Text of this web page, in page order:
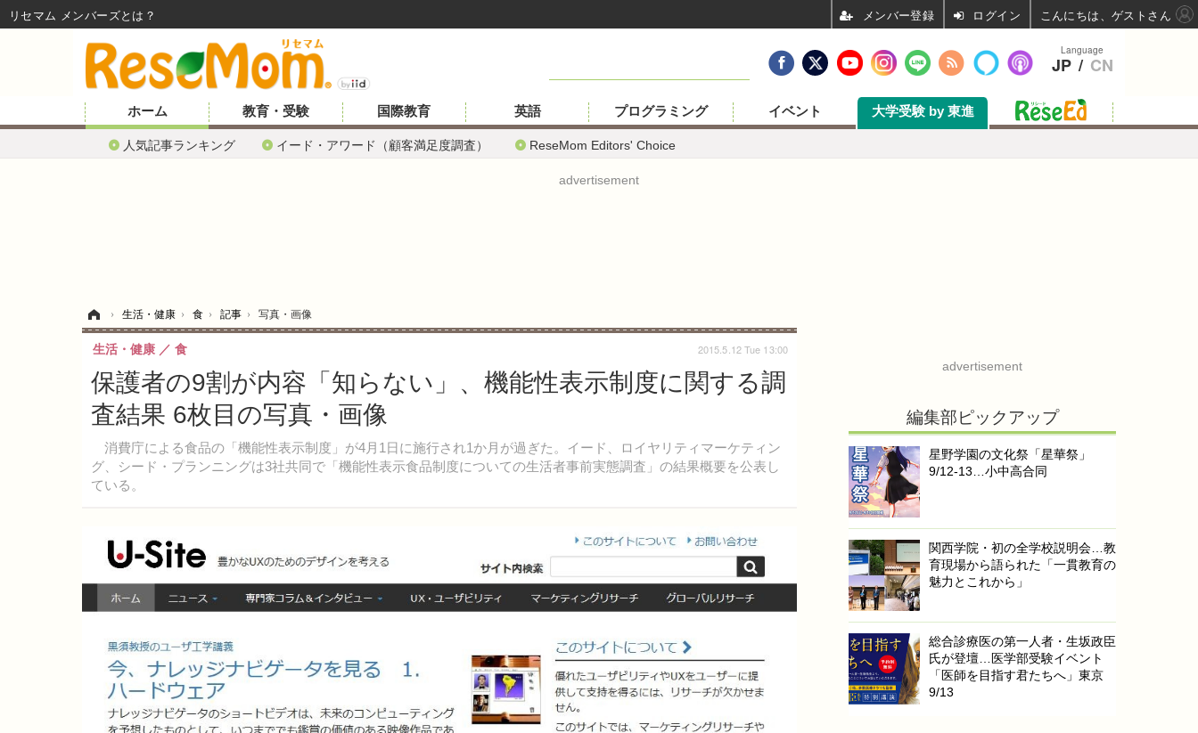
ホーム
人気記事ランキング イード・アワード（顧客満足度調査） ReseMom Editors' Choice
教育・受験 国際教育 英語 プログラミング イベント 大学受験 by 東進
advertisement
› 生活・健康 › 食 › 記事 › 写真・画像
保護者の9割が内容「知らない」、機能性表示制度に関する調
査結果 6枚目の写真・画像
消費庁による食品の「機能性表示制度」が4月1日に施行され1か月が過ぎた。イード、ロイヤリティマーケティン
グ、シード・プランニングは3社共同で「機能性表示食品制度についての生活者事前実態調査」の結果概要を公表し
ている。
生活・健康 食 2015.5.12 Tue 13:00
advertisement
編集部ピックアップ
星野学園の文化祭「星華祭」
9/12-13…小中高合同
関西学院・初の全学校説明会…教
育現場から語られた「一貫教育の
魅力とこれから」
総合診療医の第一人者・生坂政臣
氏が登壇…医学部受験イベント
「医師を目指す君たちへ」東京
9/13
Language
JP / CN
リセマム メンバーズ ログイン こんにちは、ゲストさん